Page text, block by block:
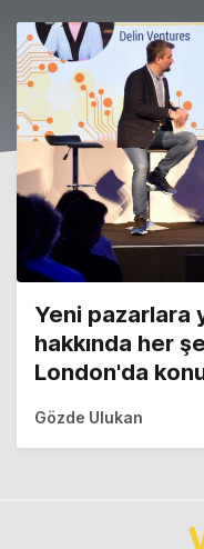
Yeni pazarlara
hakkında her
London'da
Gözde Ulukan